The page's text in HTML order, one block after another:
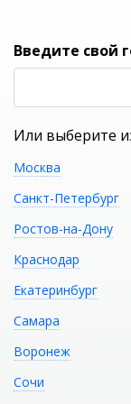
Акриловая
Admire FS
Введите свой
Или выберите
Москва
Санкт-Петербург
Ростов-на-Дону
Краснодар
Екатеринбург
Самара
Воронеж
Сочи